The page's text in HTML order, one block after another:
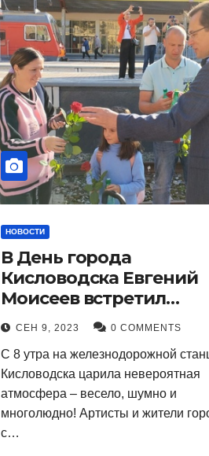
НОВОСТИ
В День города
Кисловодска Евгений
Моисеев встретил
прибывший поезд с
туристами.
СЕН 9, 2023 0 COMMENTS
С 8 утра на железнодорожной
Кисловодска царила невероятная
атмосфера – весело, шумно и
многолюдно! Артисты и жители
с…